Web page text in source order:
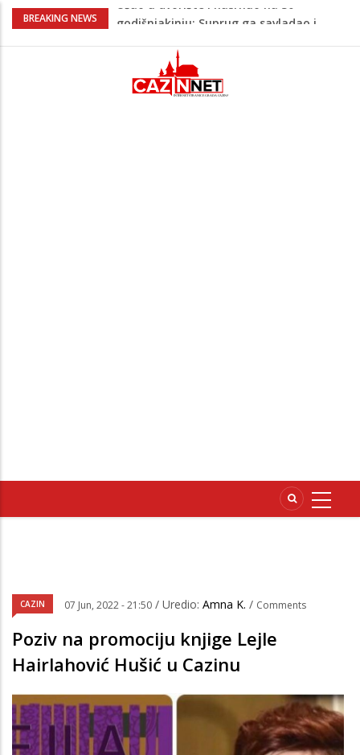
BREAKING NEWS
Green Coast dovodi Nammos Hotels &
nastaje nova lifestyle destinacija
Viktor Orban snimljen u
neprepoznatljivom izdanju u Srbiji:
CAZIN 07 Jun, 2022 - 21:50 / Uredio: Amna K. / Comments
Poziv na promociju knjige Lejle
Hairlahović Hušić u Cazinu